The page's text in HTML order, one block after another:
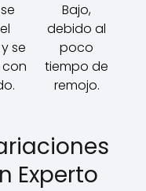
se
con
Bajo,
debido al
poco
tiempo de
remojo.
Experto